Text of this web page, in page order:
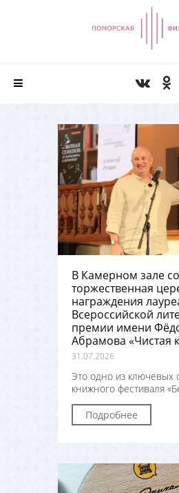
В Камерном зале
торжественная
награждения
Всероссийской
премии имени
Абрамова «Чистая
31.07.2026
Это одно из ключевых
книжного фестиваля
Подробнее